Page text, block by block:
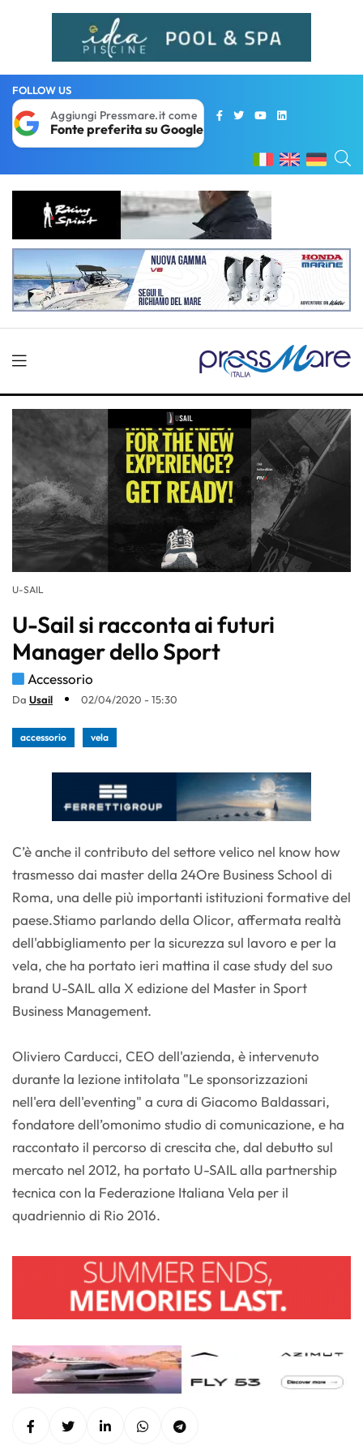
FOLLOW US
Aggiungi Pressmare.it come
Fonte preferita su Google
U-SAIL
U-Sail si racconta ai futuri
Manager dello Sport
Accessorio
Da Usail 02/04/2020 - 15:30
accessorio vela
C’è anche il contributo del settore velico nel know how
trasmesso dai master della 24Ore Business School di
Roma, una delle più importanti istituzioni formative del
paese.Stiamo parlando della Olicor, affermata realtà
dell'abbigliamento per la sicurezza sul lavoro e per la
vela, che ha portato ieri mattina il case study del suo
brand U-SAIL alla X edizione del Master in Sport
Business Management.
Oliviero Carducci, CEO dell'azienda, è intervenuto
durante la lezione intitolata "Le sponsorizzazioni
nell'era dell'eventing" a cura di Giacomo Baldassari,
fondatore dell’omonimo studio di comunicazione, e ha
raccontato il percorso di crescita che, dal debutto sul
mercato nel 2012, ha portato U-SAIL alla partnership
tecnica con la Federazione Italiana Vela per il
quadriennio di Rio 2016.